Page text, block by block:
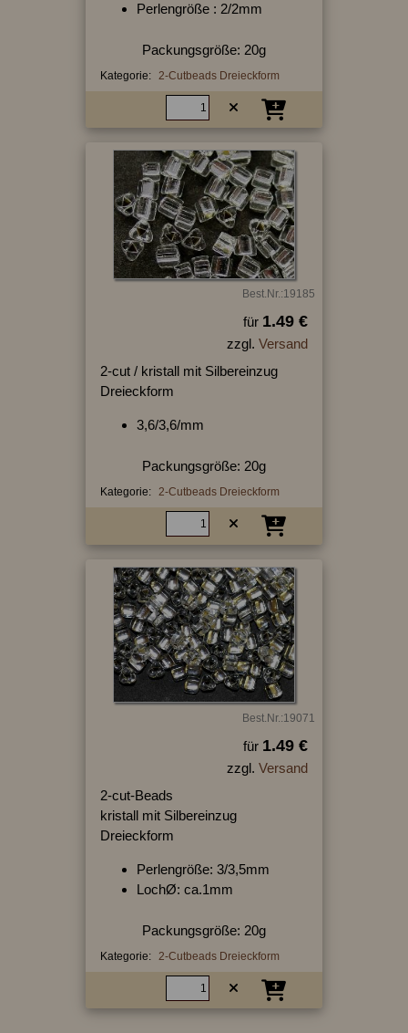
Perlengröße : 2/2mm
Packungsgröße: 20g
Kategorie: 2-Cutbeads Dreieckform
Best.Nr.:19185
für 1.49 €
zzgl. Versand
2-cut / kristall mit Silbereinzug
Dreieckform
3,6/3,6/mm
Packungsgröße: 20g
Kategorie: 2-Cutbeads Dreieckform
Best.Nr.:19071
für 1.49 €
zzgl. Versand
2-cut-Beads
kristall mit Silbereinzug
Dreieckform
Perlengröße: 3/3,5mm
LochØ: ca.1mm
Packungsgröße: 20g
Kategorie: 2-Cutbeads Dreieckform